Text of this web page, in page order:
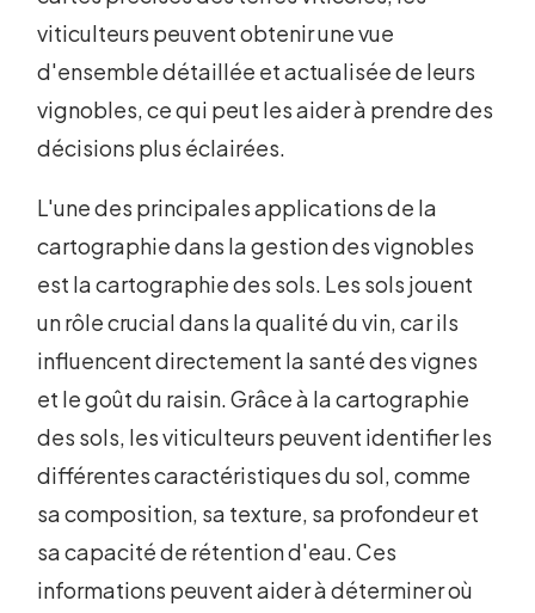
viticulteurs peuvent obtenir une vue
d'ensemble détaillée et actualisée de leurs
vignobles, ce qui peut les aider à prendre des
décisions plus éclairées.
L'une des principales applications de la
cartographie dans la gestion des vignobles
est la cartographie des sols. Les sols jouent
un rôle crucial dans la qualité du vin, car ils
influencent directement la santé des vignes
et le goût du raisin. Grâce à la cartographie
des sols, les viticulteurs peuvent identifier les
différentes caractéristiques du sol, comme
sa composition, sa texture, sa profondeur et
sa capacité de rétention d'eau. Ces
informations peuvent aider à déterminer où